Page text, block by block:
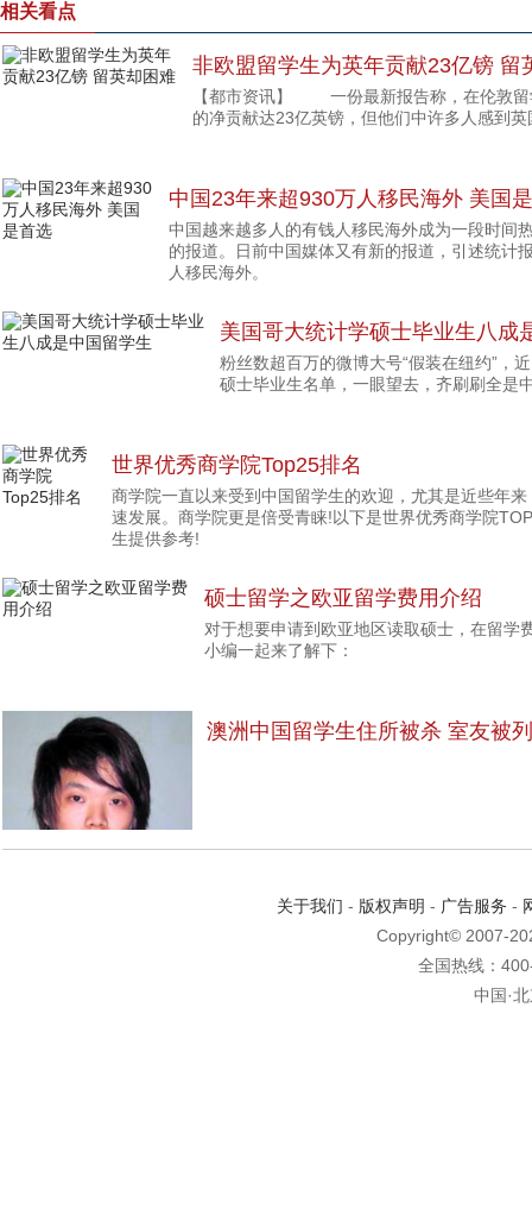
相关看点
非欧盟留学生为英年贡献23亿镑 留
【都市资讯】 一份最新报告称，在伦敦留
的净贡献达23亿英镑，但他们中许多人感到
中国23年来超930万人移民海外 美国
中国越来越多人的有钱人移民海外成为一段时间
的报道。日前中国媒体又有新的报道，引述统计
人移民海外。
美国哥大统计学硕士毕业生八成
粉丝数超百万的微博大号“假装在纽约”，
硕士毕业生名单，一眼望去，齐刷刷全是
世界优秀商学院Top25排名
商学院一直以来受到中国留学生的欢迎，尤其是近些年
速发展。商学院更是倍受青睐!以下是世界优秀商学院
生提供参考!
硕士留学之欧亚留学费用介绍
对于想要申请到欧亚地区读取硕士，在留学
小编一起来了解下：
澳洲中国留学生住所被杀 室友被
关于我们 - 版权声明 - 广告服务 -
Copyright© 2007-
全国热线：
中国·